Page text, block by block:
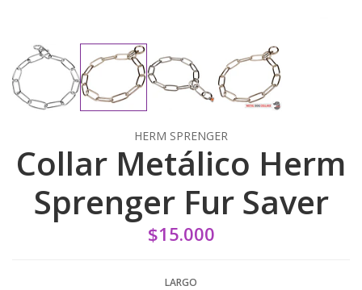
HERM SPRENGER
Collar Metálico Herm
Sprenger Fur Saver
$15.000
LARGO